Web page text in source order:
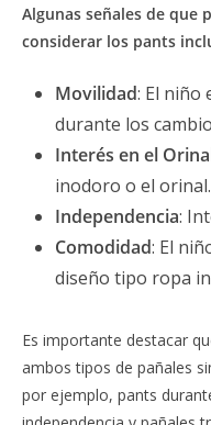
Algunas señales de que
considerar los pants
Movilidad: El niño
durante los
Interés en el
inodoro o el orinal.
Independencia:
Comodidad: El
diseño tipo ropa
Es importante destacar
ambos tipos de pañales
por ejemplo, pants